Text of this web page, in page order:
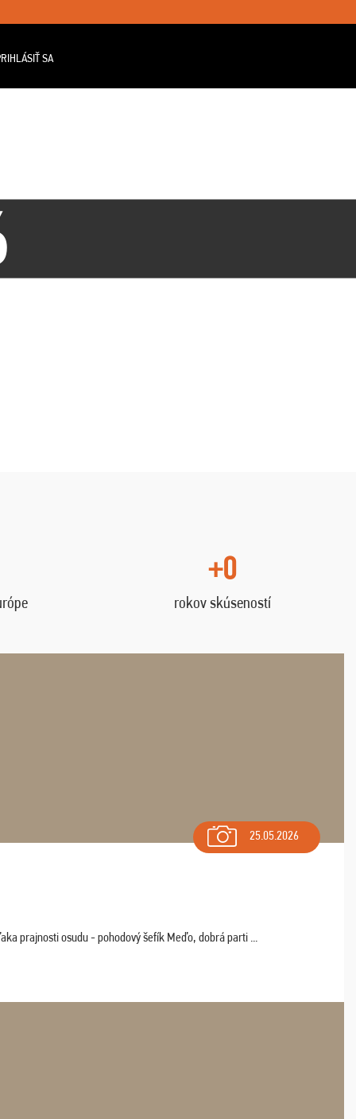
SA
+0
rokov skúseností
25.05.2026
prajnosti osudu - pohodový šefík Meďo, dobrá parti ...